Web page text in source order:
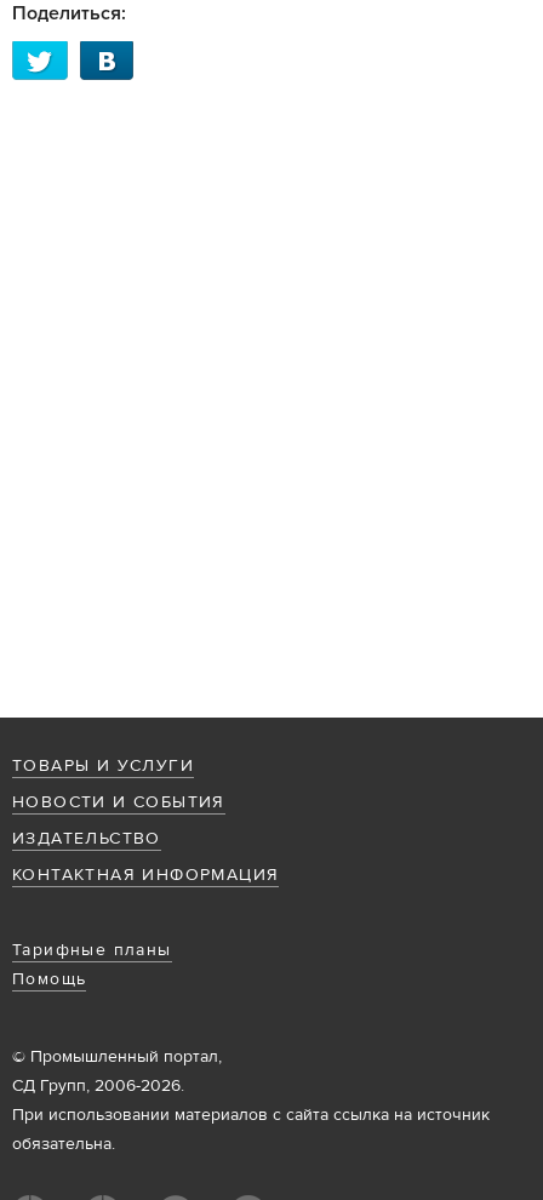
Поделиться:
ТОВАРЫ И УСЛУГИ
НОВОСТИ И СОБЫТИЯ
ИЗДАТЕЛЬСТВО
КОНТАКТНАЯ ИНФОРМАЦИЯ
Тарифные планы
Помощь
© Промышленный портал,
СД Групп, 2006-2026.
При использовании материалов с сайта ссылка на источник
обязательна.